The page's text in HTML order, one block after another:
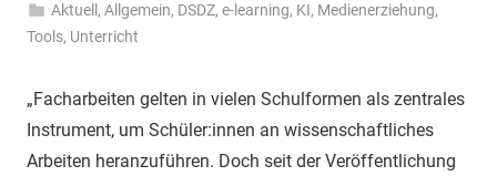
Aktuell ,Allgemein, DSDZ,e-learning, KI, Medienerziehung,
Tools, Unterricht
„Facharbeiten gelten in vielen Schulformen als zentrales
Instrument, um Schüler:innen an wissenschaftliches
Arbeiten heranzuführen. Doch seit der Veröffentlichung